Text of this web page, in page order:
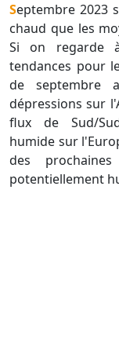
Septembre 2023 sera donc le 20ᵉ mois consécutif plus
chaud que les
Si on regarde
tendances pour
de septembre
dépressions sur
flux de Sud/
humide sur
des
potentiellement